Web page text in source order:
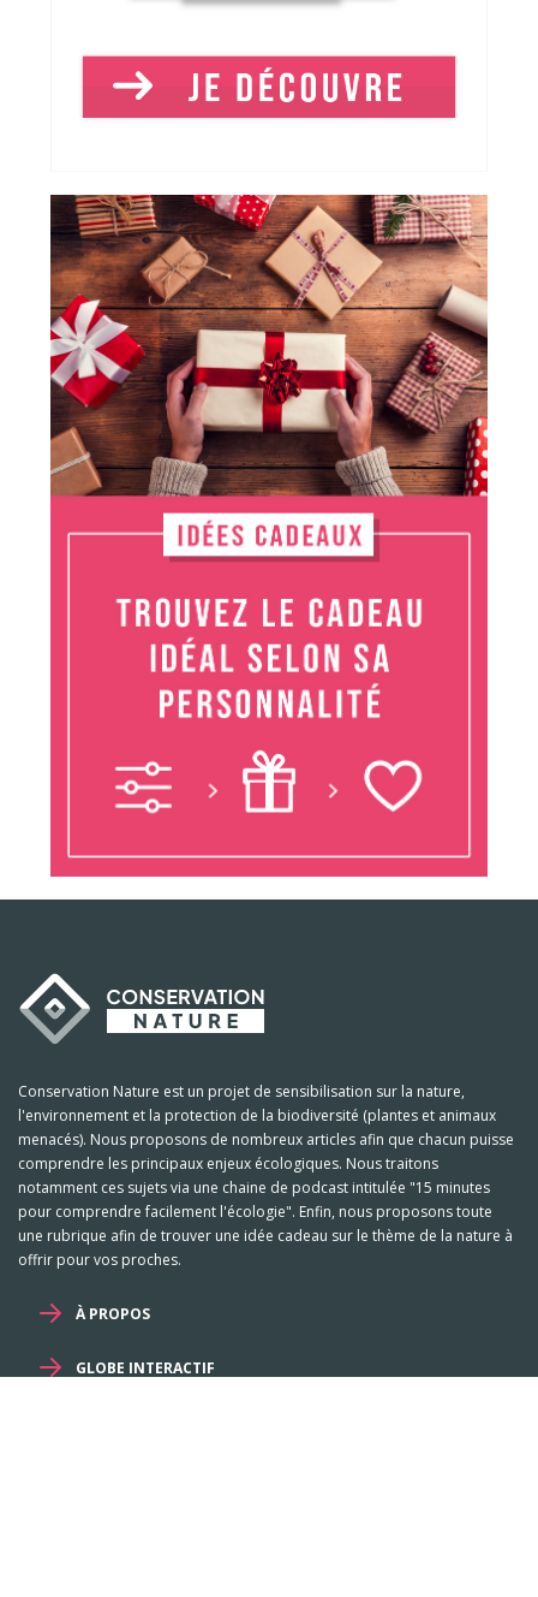
Conservation Nature est un projet de sensibilisation sur la nature,
l'environnement et la protection de la biodiversité (plantes et animaux
menacés). Nous proposons de nombreux articles afin que chacun puisse
comprendre les principaux enjeux écologiques. Nous traitons
notamment ces sujets via une chaine de podcast intitulée "15 minutes
pour comprendre facilement l'écologie". Enfin, nous proposons toute
une rubrique afin de trouver une idée cadeau sur le thème de la nature à
offrir pour vos proches.
À PROPOS
GLOBE INTERACTIF